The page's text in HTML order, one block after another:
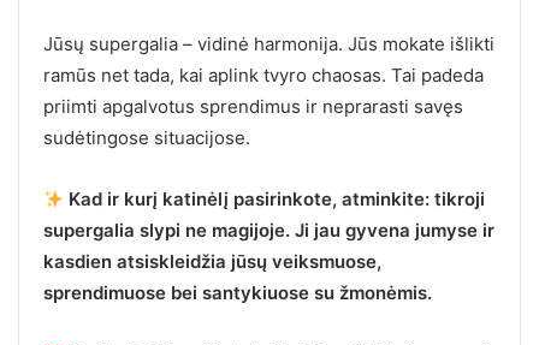
Jūsų supergalia – vidinė harmonija. Jūs mokate išlikti
ramūs net tada, kai aplink tvyro chaosas. Tai padeda
priimti apgalvotus sprendimus ir neprarasti savęs
sudėtingose situacijose.
Kad ir kurį katinėlį pasirinkote, atminkite: tikroji
supergalia slypi ne magijoje. Ji jau gyvena jumyse ir
kasdien atsiskleidžia jūsų veiksmuose,
sprendimuose bei santykiuose su žmonėmis.